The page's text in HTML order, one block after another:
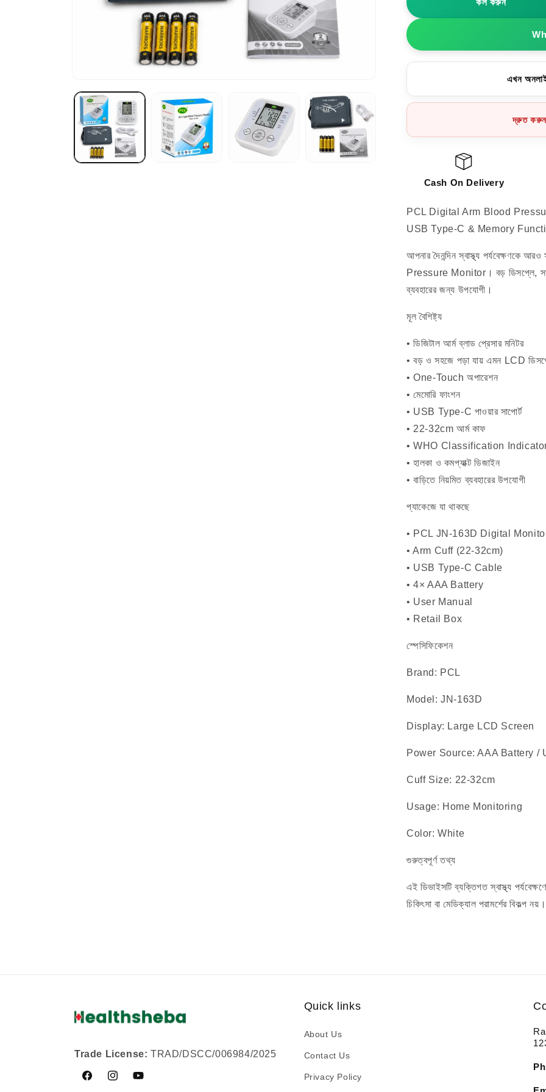
মেশিন
প্রেশার
মেশিন
এখন
দ্রুত
Cash On Delivery
PCL Digital Arm Blood
USB Type-C & Memory
আপনার দৈনন্দিন স্বাস্থ্য
Pressure Monitor। বড় ডিসপ্লে,
ব্যবহারের জন্য উপযোগী।
মূল বৈশিষ্ট্য
• ডিজিটাল আর্ম ব্লাড প্রেসার মনিটর
• বড় ও সহজে পড়া যায় এমন LCD
• One-Touch অপারেশন
• মেমোরি ফাংশন
• USB Type-C পাওয়ার সাপোর্ট
• 22-32cm আর্ম কাফ
• WHO Classification
• হালকা ও কমপ্যাক্ট ডিজাইন
• বাড়িতে নিয়মিত ব্যবহারের উপযোগী
প্যাকেজে যা থাকছে
• PCL JN-163D Digital
• Arm Cuff (22-32cm)
• USB Type-C Cable
• 4× AAA Battery
• User Manual
• Retail Box
স্পেসিফিকেশন
Brand: PCL
Model: JN-163D
Display: Large LCD Screen
Power Source: AAA Battery /
Cuff Size: 22-32cm
Usage: Home Monitoring
Color: White
গুরুত্বপূর্ণ তথ্য
এই ডিভাইসটি ব্যক্তিগত স্বাস্থ্য
চিকিৎসা বা মেডিক্যাল পরামর্শের বিকল্প
Trade License: TRAD/DSCC/006984/2025
FacebookInstagramYouTube
Quick links
About Us
Contact Us
Privacy Policy